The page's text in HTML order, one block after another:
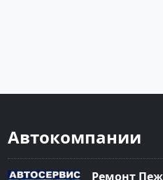
Автокомпании
Ремонт